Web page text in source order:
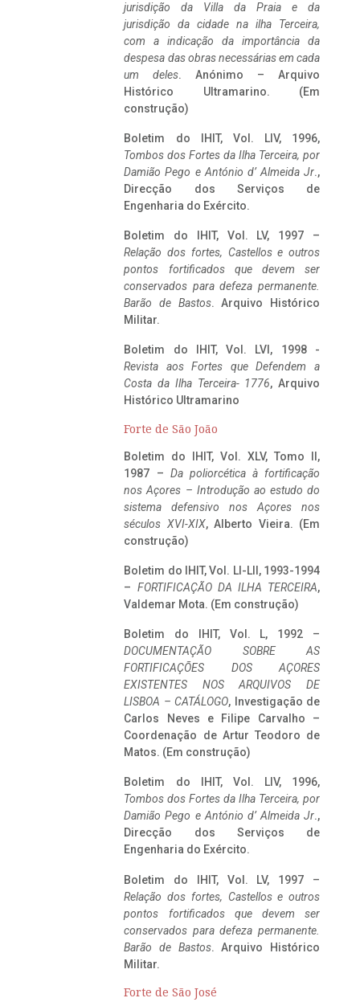
jurisdição da Villa da Praia e da
jurisdição da cidade na ilha Terceira,
com a indicação da importância da
despesa das obras necessárias em cada
um deles. Anónimo – Arquivo
Histórico Ultramarino. (Em
construção)
Boletim do IHIT, Vol. LIV, 1996,
Tombos dos Fortes da Ilha Terceira, por
Damião Pego e António d’ Almeida Jr.,
Direcção dos Serviços de
Engenharia do Exército.
Boletim do IHIT, Vol. LV, 1997 –
Relação dos fortes, Castellos e outros
pontos fortificados que devem ser
conservados para defeza permanente.
Barão de Bastos. Arquivo Histórico
Militar.
Boletim do IHIT, Vol. LVI, 1998 -
Revista aos Fortes que Defendem a
Costa da Ilha Terceira- 1776, Arquivo
Histórico Ultramarino
Forte de São João
Boletim do IHIT, Vol. XLV, Tomo II,
1987 – Da poliorcética à fortificação
nos Açores – Introdução ao estudo do
sistema defensivo nos Açores nos
séculos XVI-XIX, Alberto Vieira. (Em
construção)
Boletim do IHIT, Vol. LI-LII, 1993-1994
– FORTIFICAÇÃO DA ILHA TERCEIRA,
Valdemar Mota. (Em construção)
Boletim do IHIT, Vol. L, 1992 –
DOCUMENTAÇÃO SOBRE AS
FORTIFICAÇÕES DOS AÇORES
EXISTENTES NOS ARQUIVOS DE
LISBOA – CATÁLOGO, Investigação de
Carlos Neves e Filipe Carvalho –
Coordenação de Artur Teodoro de
Matos. (Em construção)
Boletim do IHIT, Vol. LIV, 1996,
Tombos dos Fortes da Ilha Terceira, por
Damião Pego e António d’ Almeida Jr.,
Direcção dos Serviços de
Engenharia do Exército.
Boletim do IHIT, Vol. LV, 1997 –
Relação dos fortes, Castellos e outros
pontos fortificados que devem ser
conservados para defeza permanente.
Barão de Bastos. Arquivo Histórico
Militar.
Forte de São José